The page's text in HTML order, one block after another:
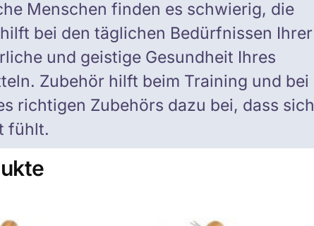
Menschen finden es schwierig, die
bei den täglichen Bedürfnissen Ihrer
und geistige Gesundheit Ihres
Zubehör hilft beim Training und bei
richtigen Zubehörs dazu bei, dass sich
fühlt.